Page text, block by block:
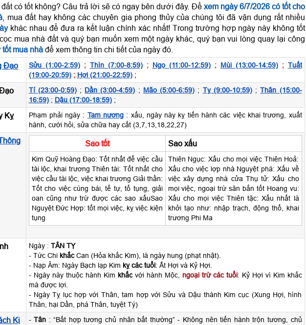
có tốt không? Câu trả lời sẽ có ngay bên dưới đây. Để xem ngày 6/7/2026 có tốt cho
, mua đất hay không các chuyên gia phong thủy của chúng tôi đã vận dụng rất nhiều
khác nhau để đưa ra kết luận chính xác nhất! Trong trường hợp ngày này không tốt
mua nhà đất và quý bạn muốn xem một ngày khác, quý bạn vui lòng quay lại công
mua nhàđể xem thông tin chi tiết của ngày đó.
Đạo
Sửu (1:00-2:59); Thìn (7:00-8:59); Ngọ (11:00-12:59); Mùi (13:00-14:59); Tuất
(19:00-20:59); Hợi (21:00-22:59);
Tí (23:00-0:59); Dần (3:00-4:59) ; Mão (5:00-6:59) ; Tỵ (9:00-10:59);Thân (15:00-
16:59); Dậu (17:00-18:59);
Kỵ Phạm phải ngày : Tam nương: xấu, ngày này kỵ tiến hành các việc khai trương, xuất
hành, cưới hỏi, sửa chữa hay cất (3,7,13,18,22,27)
Sao tốt Sao xấu
Kim Quỹ Hoàng Đạo: Tốt nhất để việc cầu
tài lộc, khai trương Thiên tài: Tốt nhất cho
việc cầu tài lộc, việc khai trương Giải thần:
Tốt cho việc cúng bái, tế tự, tố tụng, giải
oan cũng như trừ được các sao xấuSao
Nguyệt Đức Hợp: tốt mọi việc, kỵ việc kiện
tụng
Thiên Ngục: Xấu cho mọi việc Thiên Hoả:
Xấu cho việc lợp nhà Nguyệt phá: Xấu về
việc xây dựng nhà cửa Thụ tử: Xấu cho
mọi việc, ngoại trừ săn bắn tốt Hoang vu:
Xấu cho mọi việc Thiên tặc: Xấu nhất là
khởi tạo như: nhập trạch, động thổ, khai
trương Phi Ma
Ngày : TÂN TỴ
- Tức Chi khắcCan (Hỏa khắc Kim), là ngày hung (phạt nhật).
- Nạp Âm: Ngày Bạch lạp Kim kỵ các tuổi: Ất Hợi và Kỷ Hợi.
- Ngày này thuộc hành Kim khắcvới hành Mộc, ngoại trừ các tuổi: Kỷ Hợi vì Kim khắc
mà được lợi.
- Ngày Tỵ lục hợp với Thân, tam hợp với Sửu và Dậu thành Kim cục (Xung Hợi, hình
Thân, hại Dần, phá Thân, tuyệt Tý)
Kị
-Tân : “Bất hợp tương chủ nhân bất thường” - Không nên tiến hành trộn tương, chủ